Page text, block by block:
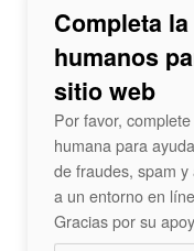
Completa
humanos
sitio web
Por favor,
humana para
de fraudes, spam
a un entorno en
Gracias por su